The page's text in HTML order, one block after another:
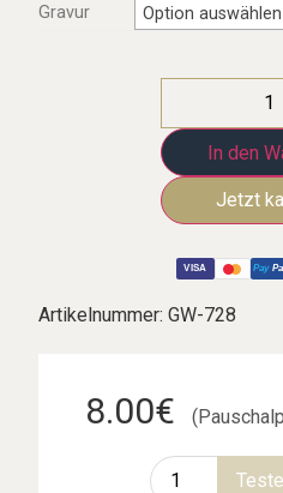
Gravur
Option auswählen
In den
VISA Pay
Artikelnummer:GW-728
8.00€